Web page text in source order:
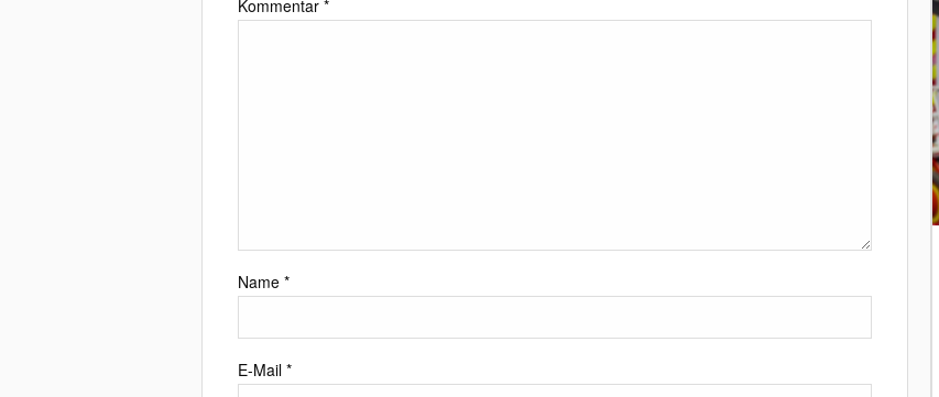
Kommentar *
Name *
E-Mail *